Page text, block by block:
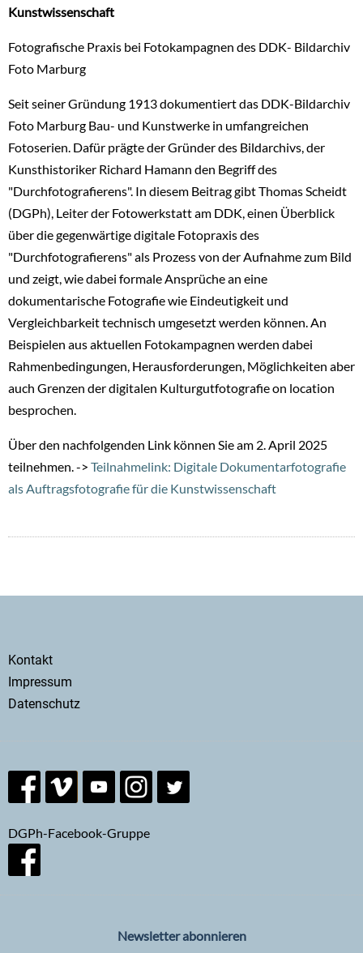
Kunstwissenschaft
Fotografische Praxis bei Fotokampagnen des DDK- Bildarchiv
Foto Marburg
Seit seiner Gründung 1913 dokumentiert das DDK-Bildarchiv
Foto Marburg Bau- und Kunstwerke in umfangreichen
Fotoserien. Dafür prägte der Gründer des Bildarchivs, der
Kunsthistoriker Richard Hamann den Begriff des
"Durchfotografierens". In diesem Beitrag gibt Thomas Scheidt
(DGPh), Leiter der Fotowerkstatt am DDK, einen Überblick
über die gegenwärtige digitale Fotopraxis des
"Durchfotografierens" als Prozess von der Aufnahme zum Bild
und zeigt, wie dabei formale Ansprüche an eine
dokumentarische Fotografie wie Eindeutigkeit und
Vergleichbarkeit technisch umgesetzt werden können. An
Beispielen aus aktuellen Fotokampagnen werden dabei
Rahmenbedingungen, Herausforderungen, Möglichkeiten aber
auch Grenzen der digitalen Kulturgutfotografie on location
besprochen.
Über den nachfolgenden Link können Sie am 2. April 2025
teilnehmen. -> Teilnahmelink: Digitale Dokumentarfotografie
als Auftragsfotografie für die Kunstwissenschaft
Secondary
menu
Kontakt
Impressum
Datenschutz
DGPh-Facebook-Gruppe
Newsletter abonnieren